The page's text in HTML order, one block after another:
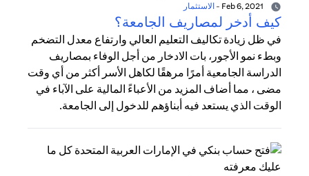
- الاستثمار
كيف أدخر لمصاريف الجامعة؟
في ظل زيادة تكاليف التعليم العالي وارتفاع معدل التضخم
وبطء نمو الأجور، بات الادخار من أجل الوفاء بمصاريف
الدراسة الجامعية أمرًا مرهقًا لكاهل الأسر أكثر من أي وقت
مضى ، مما أضاف المزيد من الأعباءً المالية على الآباء في
الوقت الذي يستعد فيه أبناؤهم للدخول إلى الجامعة.